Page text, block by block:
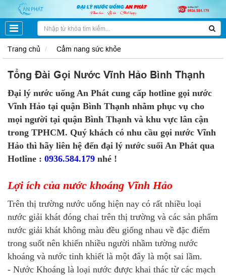
Trang chủ Cẩm nang sức khỏe
Tổng Đài Gọi Nước Vĩnh Hảo Bình Thạnh
Đại lý nước uống An Phát cung cấp hotline gọi nước
Vĩnh Hảo tại quận Bình Thạnh nhằm phục vụ cho
mọi người tại quận Bình Thạnh và khu vực lân cận
trong TPHCM. Quý khách có nhu cầu gọi nước Vĩnh
Hảo thì hãy liên hệ đến đại lý nước suối An Phát qua
Hotline : 0936.584.179 nhé !
Lợi ích của nước khoáng Vĩnh Hảo
Trên thị trường nước uống hiện nay có rất nhiều loại
nước giải khát đóng chai trên thị trường và các sản phẩm
nước giải khát không màu đều giống nhau về đặc điểm
trong suốt nên khiến nhiều người nhầm tường nước
khoáng và nước tinh khiết là một đây là một sai lầm.
- Nước Khoáng là loại nước được khai thác từ các mạch